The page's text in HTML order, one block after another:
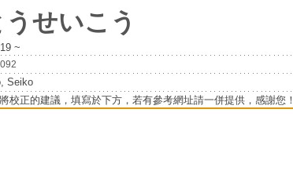
せいこう
~
Seiko
校正的建議，填寫於下方，若有參考網址請一併提供，感謝您！